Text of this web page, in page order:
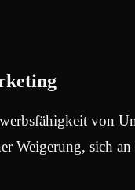
von
Weigerung, sich